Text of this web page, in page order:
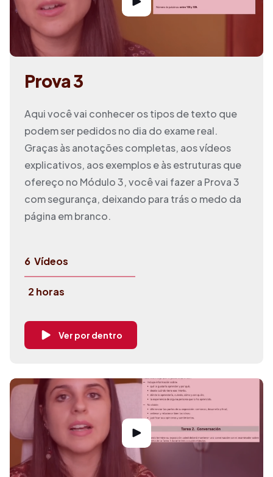
Prova 3
Aqui você vai conhecer os tipos de texto que
podem ser pedidos no dia do exame real.
Graças às anotações completas, aos vídeos
explicativos, aos exemplos e às estruturas que
ofereço no Módulo 3, você vai fazer a Prova 3
com segurança, deixando para trás o medo da
página em branco.
6 Vídeos
2 horas
Ver por dentro